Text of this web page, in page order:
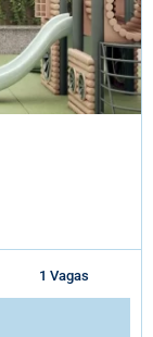
1 Vagas